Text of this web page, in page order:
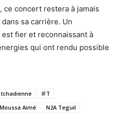
ce concert restera à jamais
sa carrière. Un
fier et reconnaissant à
qui ont rendu possible
IFT
Moussa Aimé
N2A Teguil